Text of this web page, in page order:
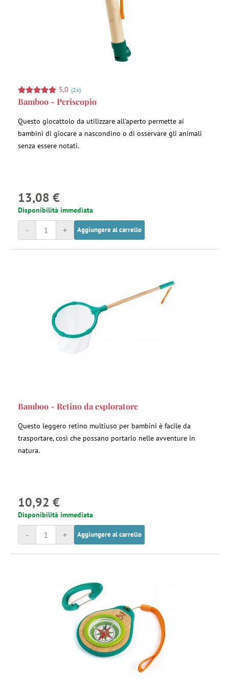
5,0 (2x)
Bamboo - Periscopio
Questo giocattolo da utilizzare all’aperto permette ai
bambini di giocare a nascondino o di osservare gli animali
senza essere notati.
13,08 €
Disponibilità immediata
+
- Aggiungere al carrello
Bamboo - Retino da esploratore
Questo leggero retino multiuso per bambini è facile da
trasportare, così che possano portarlo nelle avventure in
natura.
10,92 €
Disponibilità immediata
+
- Aggiungere al carrello